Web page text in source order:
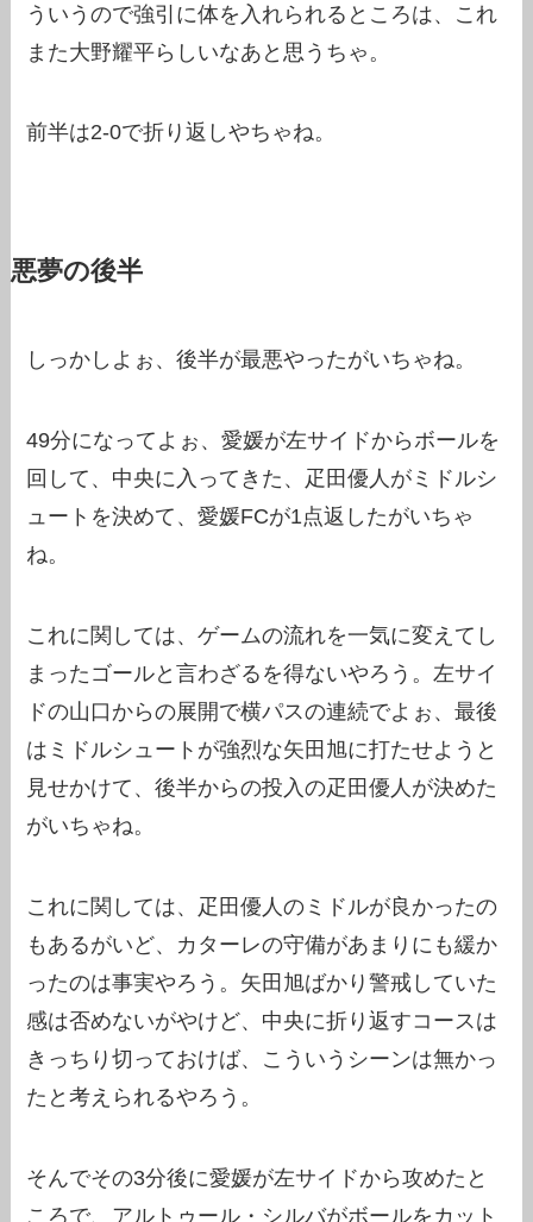
ういうので強引に体を入れられるところは、これ
また大野耀平らしいなあと思うちゃ。
前半は2-0で折り返しやちゃね。
悪夢の後半
しっかしよぉ、後半が最悪やったがいちゃね。
49分になってよぉ、愛媛が左サイドからボールを
回して、中央に入ってきた、疋田優人がミドルシ
ュートを決めて、愛媛FCが1点返したがいちゃ
ね。
これに関しては、ゲームの流れを一気に変えてし
まったゴールと言わざるを得ないやろう。左サイ
ドの山口からの展開で横パスの連続でよぉ、最後
はミドルシュートが強烈な矢田旭に打たせようと
見せかけて、後半からの投入の疋田優人が決めた
がいちゃね。
これに関しては、疋田優人のミドルが良かったの
もあるがいど、カターレの守備があまりにも緩か
ったのは事実やろう。矢田旭ばかり警戒していた
感は否めないがやけど、中央に折り返すコースは
きっちり切っておけば、こういうシーンは無かっ
たと考えられるやろう。
そんでその3分後に愛媛が左サイドから攻めたと
ころで、アルトゥール・シルバがボールをカット